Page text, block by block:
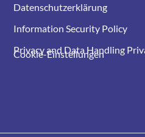
Datenschutzerklärung
Information Security Policy
Privacy and Data Handling
Cookie-Einstellungen